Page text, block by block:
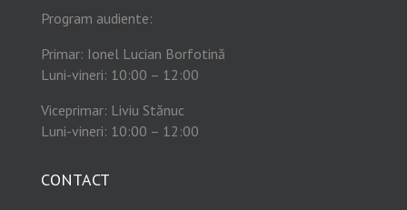
Program audiente:
Primar: Ionel Lucian Borfotină
Luni-vineri: 10:00 – 12:00
Viceprimar: Liviu Stănuc
Luni-vineri: 10:00 – 12:00
CONTACT